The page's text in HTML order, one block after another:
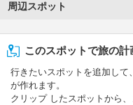
周辺スポット
このスポットで旅の
行きたいスポットを追加して
が作れます。
クリップ したスポットから、